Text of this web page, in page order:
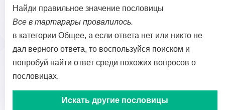
Найди правильное значение пословицы
Все в тартарары провалилось.
в категории Общее, а если ответа нет или никто не
дал верного ответа, то воспользуйся поиском и
попробуй найти ответ среди похожих вопросов о
пословицах.
Искать другие пословицы